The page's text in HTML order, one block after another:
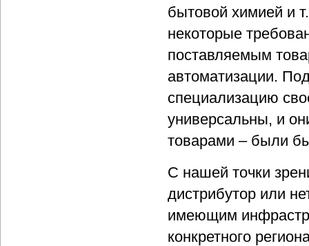
бытовой химией и
некоторые
поставляемым
автоматизации.
специализацию
универсальны, и
товарами – были
С нашей точки
дистрибутор или
имеющим
конкретного